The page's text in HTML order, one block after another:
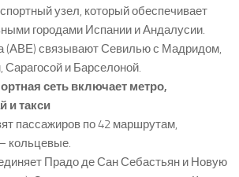
узел, который обеспечивает
городами Испании и Андалусии.
(АВЕ) связывают Севилью с Мадридом,
и Барселоной.
сеть включает метро,
и такси
пассажиров по 42 маршрутам,
кольцевые.
Прадо де Сан Себастьян и Новую